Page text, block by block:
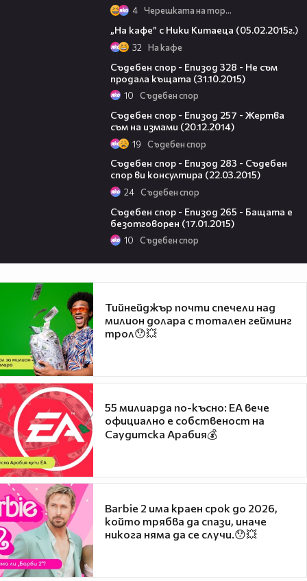
4 Черешката на тортата
„На кафе” с Ники Китаеца (05.02.2015г.)
32 На кафе
Съдебен спор - Епизод 328 - Не съм
продала къщата (31.10.2015)
10 Съдебен спор
Съдебен спор - Епизод 257 - Жертва
съм на измами (20.12.2014)
19 Съдебен спор
Съдебен спор - Епизод 283 - Съдебен
спор ви консултира (22.03.2015)
24 Съдебен спор
Съдебен спор - Епизод 265 - Бащата е
безотговорен (17.01.2015)
10 Съдебен спор
Тийнейджър почти спечели над
милион долара с тотален гейминг
трол😯💥
55 милиарда по-късно: EA вече
официално е собственост на
Саудитска Арабия💰
Barbie 2 има краен срок до 2026,
който трябва да спази, иначе
никога няма да се случи.😯💥